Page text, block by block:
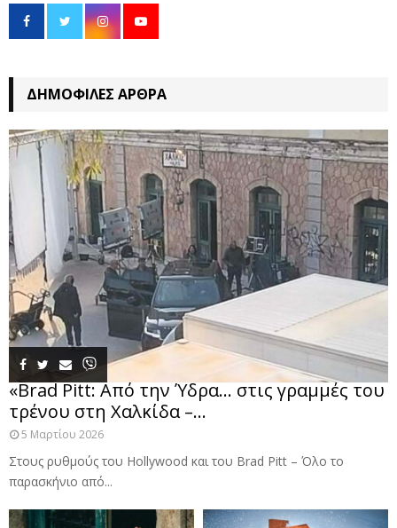
ΔΗΜΟΦΙΛΈΣ ΆΡΘΡΑ
«Brad Pitt: Από την Ύδρα… στις γραμμές του
τρένου στη Χαλκίδα –...
5 Μαρτίου 2026
Στους ρυθμούς του Hollywood και του Brad Pitt – Όλο το
παρασκήνιο από...